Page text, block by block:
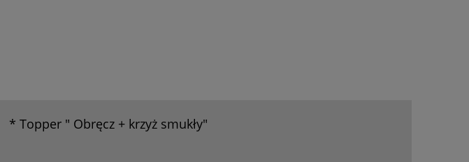
* Topper " Obręcz + krzyż smukły"